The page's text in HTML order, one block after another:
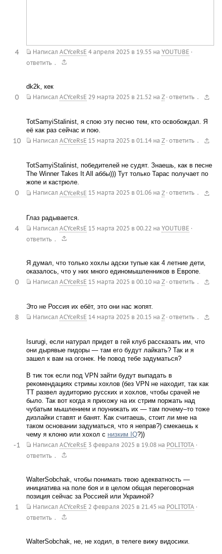
Написал ACYceRsE 4 апреля 2025 в 19.55 на YOUTUBE ·
ответить .
4
dk2k, кек
Написал ACYceRsE 29 марта 2025 в 21.52 на Z · ответить .
0
TotSamyiStalinist, я спою эту песню тем, кто освобождал. Я
её как раз сейчас и пою.
Написал ACYceRsE 15 марта 2025 в 01.14на Z · ответить .
10
TotSamyiStalinist, победителей не судят. Знаешь, как в песне
The Winner Takes It All аббы))) Тут только Тарас получает по
жопе и кастрюле.
Написал ACYceRsE 15 марта 2025 в 01.06на Z · ответить .
0
Глаз радывается.
Написал ACYceRsE 15 марта 2025 в 00.22 на YOUTUBE ·
ответить .
4
Я думал, что только хохлы адски тупые как 4 летние дети,
оказалось, что у них много единомышленников в Европе.
Написал ACYceRsE 15 марта 2025 в 00.10на Z · ответить .
0
Это не Россия их ебёт, это они нас жопят.
Написал ACYceRsE 14 марта 2025 в 20.15 на Z · ответить .
8
Isurugi, если натурал придет в гей клуб рассказать им, что
они дырявые пидоры — там его будут лайкать? Так и я
зашел к вам на огонек. Не повод тебе задуматься?
В тик ток если под VPN зайти будут выпадать в
рекомендациях стримы хохлов (без VPN не находит, так как
ТТ развел аудиторию русских и хохлов, чтобы срачей не
было. Так вот когда я прихожу на их стрим поржать над
чубатым мышлением и поунижать их — там почему–то тоже
дизлайки ставят и банят. Как считаешь, стоит ли мне на
таком основании задуматься, что я неправ?) смекаешь к
чему я клоню или хохол с низким IQ?))
Написал ACYceRsE 3 февраля 2025 в 19.08на POLITOTA ·
ответить .
-1
WalterSobchak, чтобы понимать твою адекватность —
инициатива на поле боя и в целом общая переговорная
позиция сейчас за Россией или Украиной?
Написал ACYceRsE 2 февраля 2025 в 21.45 на POLITOTA ·
ответить .
1
WalterSobchak, не, не ходил, в телеге вижу видосики.